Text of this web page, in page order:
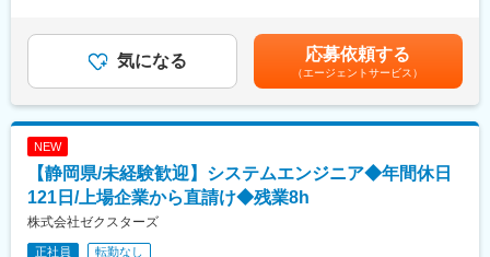
談しながら対応を進められるため、一人で抱え込む必要はありま
せん。未経験からでも安心して成長できる体制が整っています。
・年間休日126日、社用車貸与など働きやすい環境が整ってお
・機器の仕上がり品質確認
・部品在庫管理、報告書作成
・利用職員への操作説明・技術サポート
静岡エリアでは運転免許センターを中心に担当いただきます。メ
イン拠点へ常駐しながら県内施設を巡回する体制です。全社とし
てはベテラン社員が多く在籍しており、今後の組織活性化と次世
■入社のサポート体制
額であり、選考を通じて上下する可能性があります。月給(月額)は
固定手当を含めた表記です。
気になる 応募依頼する
（エージェントサービス）
NEW
【静岡県/未経験歓迎】システムエンジニア◆年間休日
121日/上場企業から直請け◆残業8h
株式会社ゼクスターズ
正社員 転勤なし